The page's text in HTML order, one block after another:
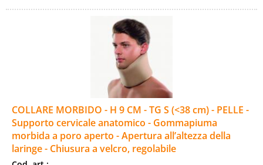
COLLARE MORBIDO - H 9 CM - TG S (<38 cm) - PELLE -
Supporto cervicale anatomico - Gommapiuma
morbida a poro aperto - Apertura all’altezza della
laringe - Chiusura a velcro, regolabile